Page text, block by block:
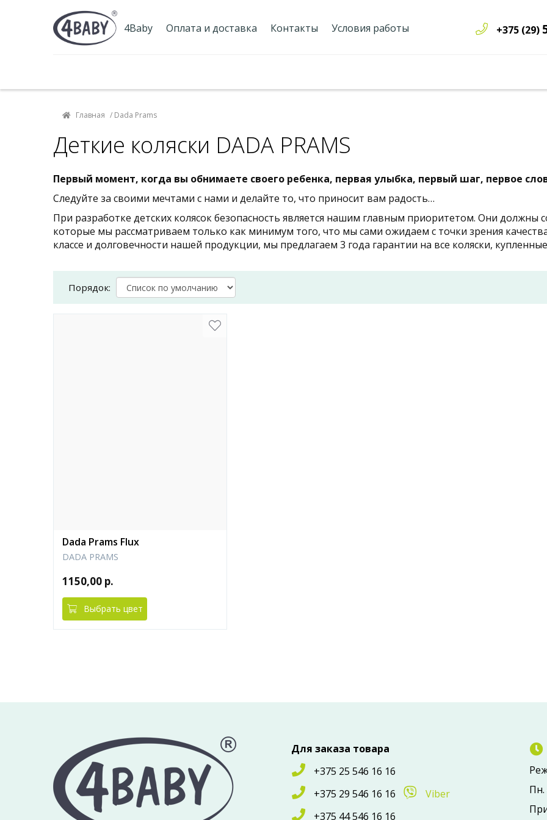
4Baby Оплата и доставка Контакты
Условия работы
+375 (29)
Главная / Dada Prams
Деткие коляски DADA PRAMS
Первый момент, когда вы обнимаете своего ребенка, первая улыбка, первый шаг, первое
Следуйте за своими мечтами с нами и делайте то, что приносит вам радость…
При разработке детских колясок безопасность является нашим главным приоритетом. Они должны
которые мы рассматриваем только как минимум того, что мы сами ожидаем с точки зрения
классе и долговечности нашей продукции, мы предлагаем 3 года гарантии на все коляски,
Порядок:
Dada Prams Flux
DADA PRAMS
1150,00 р.
Выбрать цвет
Для заказа товара
+375 25 546 16 16
+375 29 546 16 16
Viber
+375 44 546 16 16
Пн.